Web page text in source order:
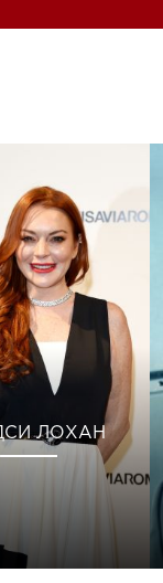
ЛОХАН